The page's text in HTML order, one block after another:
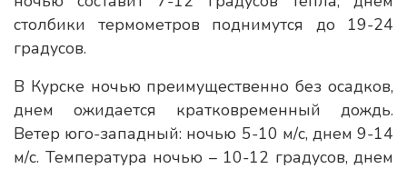
столбики термометров поднимутся до 19-24
градусов.
В Курске ночью преимущественно без осадков,
днем ожидается кратковременный дождь.
Ветер юго-западный: ночью 5-10 м/с, днем 9-14
м/с. Температура ночью – 10-12 градусов, днем